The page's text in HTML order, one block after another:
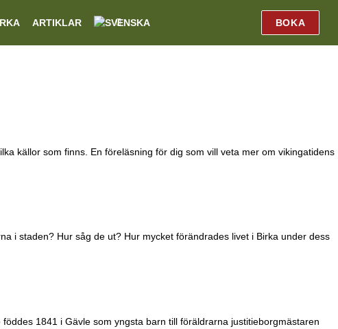
ARTIKLAR BOKA
källor som finns. En föreläsning för dig som vill veta mer om vikingatidens
i staden? Hur såg de ut? Hur mycket förändrades livet i Birka under dess
1841 i Gävle som yngsta barn till föräldrarna justitieborgmästaren